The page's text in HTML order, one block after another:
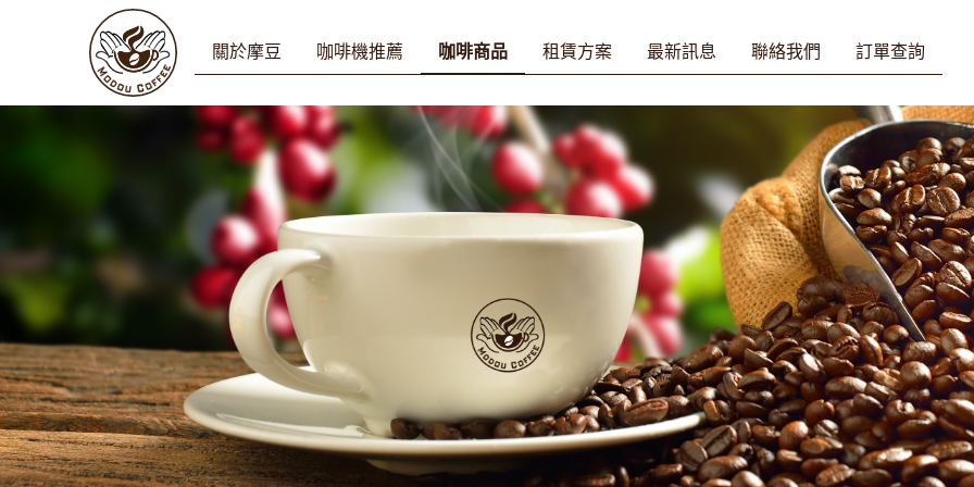
關於摩豆 咖啡機推薦 咖啡商品 租賃方案 最新訊息 聯絡我們 訂單查詢